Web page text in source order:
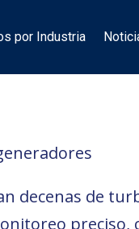
por Industria
decenas de